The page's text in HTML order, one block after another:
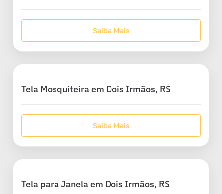
Saiba Mais
Tela Mosquiteira em Dois Irmãos, RS
Saiba Mais
Tela para Janela em Dois Irmãos, RS